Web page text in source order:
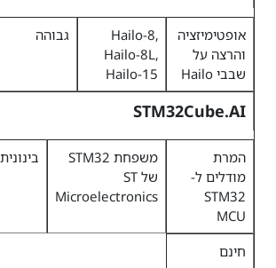
אופטימיזציה
והרצה על
שבבי Hailo
Hailo-8,
Hailo-8L,
Hailo-15
גבוהה
STM32Cube.AI
המרת
מודלים ל-
STM32
MCU
משפחת STM32
של ST
Microelectronics
בינונית
חינם